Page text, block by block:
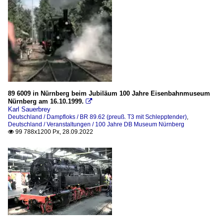
BR 18.4-5 / Bayerische S 3/6
BR 23 (DB 023)
BR 50.35 (50er-Reko)
BR 52.80 (Reko)
BR 64
BR 89.62 (preuß. T3 mit Schlepptender)
BR 95 (preuß. T 20)
Hanomag Typ Ploxemam
SAXONIA
Sonstige (Normalspur)
Dieselloks
BR 202 (DR 112, V100 Ost)
BR 211 (DB V100.10)
BR 216 (V 160)
BR 220 (DB V 200.0)
89 6009 in Nürnberg beim Jubiläum 100 Jahre Eisenbahnmuseum
Nürnberg am 16.10.1999. 
Karl Sauerbrey
Deutschland / Dampfloks / BR 89.62 (preuß. T3 mit Schlepptender)
Deutschland / Veranstaltungen / 100 Jahre DB Museum Nürnberg
 99 788x1200 Px, 28.09.2022